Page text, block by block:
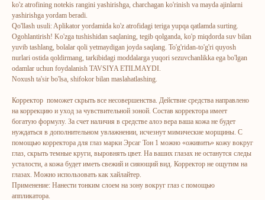
ko'z atrofining notekis rangini yashirishga, charchagan ko'rinish va mayda ajinlarni
yashirishga yordam beradi.
Qo'llash usuli: Aplikator yordamida ko'z atrofidagi teriga yupqa qatlamda surting.
Ogohlantirish! Ko'zga tushishidan saqlaning, tegib qolganda, ko'p miqdorda suv bilan
yuvib tashlang, bolalar qoli yetmaydigan joyda saqlang. To'g'ridan-to'g'ri quyosh
nurlari ostida qoldirmang, tarkibidagi moddalarga yuqori sezuvchanlikka ega bo'lgan
odamlar uchun foydalanish TAVSIYA ETILMAYDI.
Noxush ta'sir bo'lsa, shifokor bilan maslahatlashing.
Корректор поможет скрыть все несовершенства. Действие средства направлено
на коррекцию и уход за чувствительной зоной. Состав корректора имеет
богатую формулу. За счет наличия в средстве алоэ вера ваша кожа не будет
нуждаться в дополнительном увлажнении, исчезнут мимические морщины. С
помощью корректора для глаз марки Эрсаг Тон 1 можно «оживить» кожу вокруг
глаз, скрыть темные круги, выровнять цвет. На ваших глазах не останутся следы
усталости, а кожа будет иметь свежий и сияющий вид. Корректор не ощутим на
глазах. Можно использовать как хайлайтер.
Применение: Нанести тонким слоем на зону вокруг глаз с помощью
аппликатора.
ERSAG
Bosh sahifa
Kompaniya haqida
Kontaktlar
Marketing
hamkorsayti
Katalog
Badlar va vitaminlar
Yuz va tana uchun
Uy uchun
Sochlar uchun
Shaxsiy gigiyena
Ro'yxatdan o'tish
To‘lov va yetkazib berish